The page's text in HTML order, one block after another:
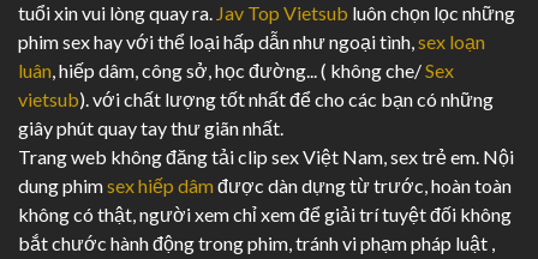
tuổi xin vui lòng quay ra. Jav Top Vietsub luôn chọn lọc những
phim sex hay với thể loại hấp dẫn như ngoại tình,sex loạn
luân, hiếp dâm, công sở, học đường... ( không che/Sex
vietsub). với chất lượng tốt nhất để cho các bạn có những
giây phút quay tay thư giãn nhất.
Trang web không đăng tải clip sex Việt Nam, sex trẻ em. Nội
dung phimsex hiếp dâm được dàn dựng từ trước, hoàn toàn
không có thật, người xem chỉ xem để giải trí tuyệt đối không
bắt chước hành động trong phim, tránh vi phạm pháp luật ,